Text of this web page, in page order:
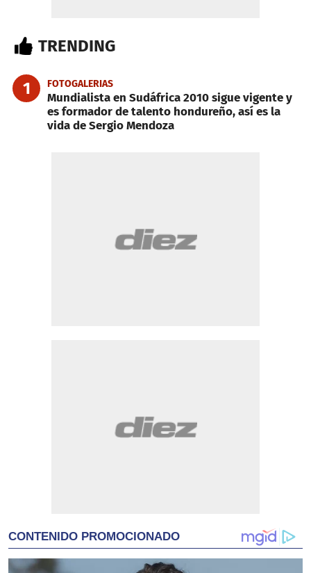
TRENDING
1 FOTOGALERIAS
Mundialista en Sudáfrica 2010 sigue vigente y
es formador de talento hondureño, así es la
vida de Sergio Mendoza